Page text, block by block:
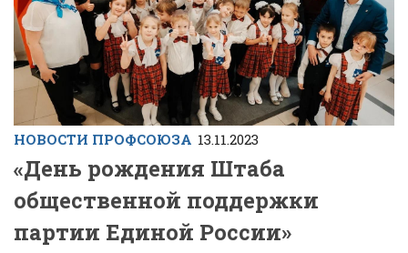
НОВОСТИ ПРОФСОЮЗА 13.11.2023
«День рождения Штаба
общественной поддержки
партии Единой России»